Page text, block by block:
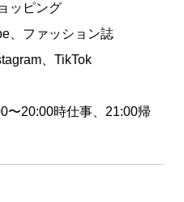
ッピング
、ファッション誌
、TikTok
〜20:00時仕事、21:00帰